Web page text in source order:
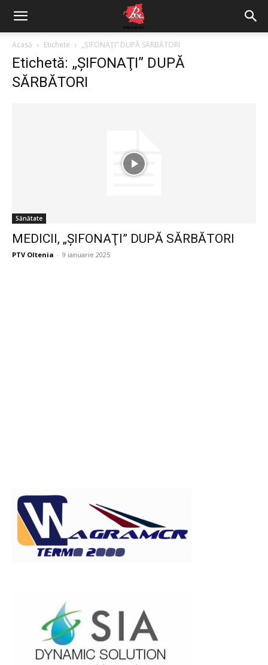
Acasă Etichete „ŞIFONAŢI” DUPĂ SĂRBĂTORI
Etichetă: „ŞIFONAŢI” DUPĂ
SĂRBĂTORI
Sănătate
MEDICII, „ŞIFONAŢI” DUPĂ SĂRBĂTORI
PTV Oltenia - 9 ianuarie 2025